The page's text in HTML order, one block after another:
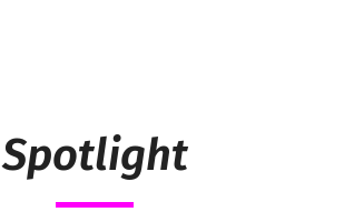
Spotlight